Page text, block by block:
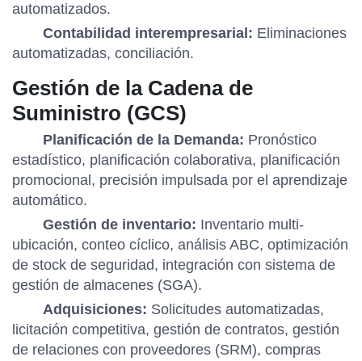
automatizados.
Contabilidad interempresarial: Eliminaciones
automatizadas, conciliación.
Gestión de la Cadena de
Suministro (GCS)
Planificación de la Demanda: Pronóstico
estadístico, planificación colaborativa, planificación
promocional, precisión impulsada por el aprendizaje
automático.
Gestión de inventario: Inventario multi-
ubicación, conteo cíclico, análisis ABC, optimización
de stock de seguridad, integración con sistema de
gestión de almacenes (SGA).
Adquisiciones: Solicitudes automatizadas,
licitación competitiva, gestión de contratos, gestión
de relaciones con proveedores (SRM), compras